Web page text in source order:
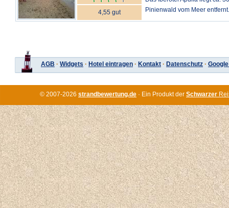
Pinienwald vom Meer
4,55 gut
AGB · Widgets · Hotel eintragen · Kontakt · Datenschutz ·
© 2007-2026 strandbewertung.de · Ein Produkt der Schwarzer